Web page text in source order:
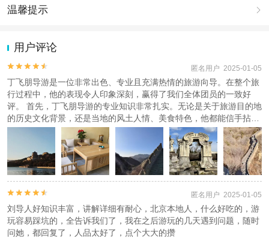
儿童：3周岁 – 17周岁；
老人：60周岁 – 99周岁；
本产品由青岛驿路同行国际旅行社有限公司代理招徕，委托社为马上出发国际旅
行社(北京)有限公司，具体的旅游服务和操作由委托社及其有资质的地接社提供
温馨提示 
动（如跳伞、潜水、滑雪等）前，请务必仔细阅读
2.为普及旅游安全知识及旅游文明公约，使您的旅程顺利圆满完成，
特制定《去哪儿网旅游安全手册》 ，请您认真阅读并切实遵守。
用户评论

 匿名用户 2025-01-05
丁飞朋导游是一位非常出色、专业且充满热情的旅游向导。在整个旅
行过程中，他的表现令人印象深刻，赢得了我们全体团员的一致好
评。 首先，丁飞朋导游的专业知识非常扎实。无论是关于旅游目的地
的历史文化背景，还是当地的风土人情、美食特色，他都能信手拈
来，讲解得生动有趣，让我们仿佛穿越时空，亲身感受到了那些古老
而迷人的故事。他的讲解不仅增加了我们的知识储备，更让这次旅行
变得更加有意义和难忘。

 匿名用户 2025-01-05
刘导人好知识丰富，讲解详细有耐心，北京本地人，什么好吃的，游
玩容易踩坑的，全告诉我们了，我在之后游玩的几天遇到问题，随时
问她，都回复了，人品太好了，点个大大的攒